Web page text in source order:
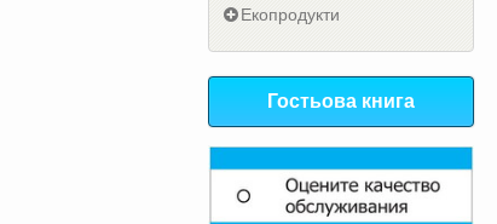
Екопродукти
Гостьова книга